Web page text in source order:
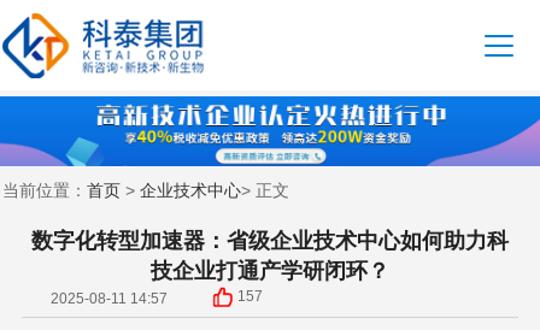
当前位置： 首页 > 企业技术中心> 正文
数字化转型加速器：省级企业技术中心如何助力科
技企业打通产学研闭环？
2025-08-11 14:57 157